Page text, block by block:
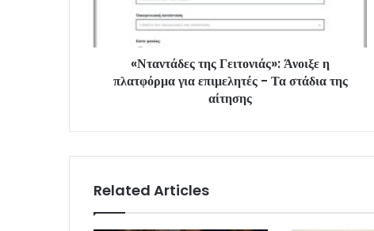
«Νταντάδες της Γειτονιάς»: Άνοιξε η
πλατφόρμα για επιμελητές - Τα στάδια της
αίτησης
Related Articles